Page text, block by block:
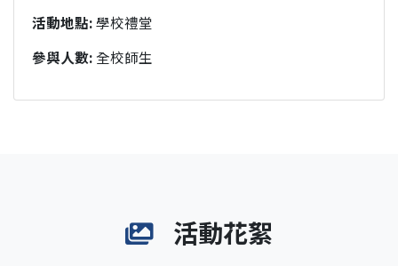
活動地點:學校禮堂
參與人數:全校師生
活動花絮